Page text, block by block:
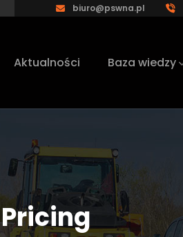
biuro@pswna.pl
Aktualności Baza wiedzy
Pricing